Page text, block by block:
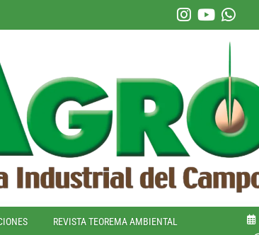
REVISTA TEOREMA AMBIENTAL